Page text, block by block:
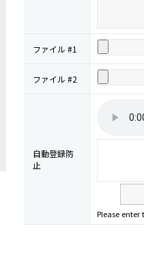
ファイル #1
ファイル #2
自動登録防
止
Please